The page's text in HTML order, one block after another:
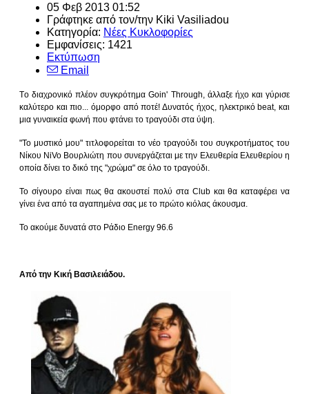
05 Φεβ 2013 01:52
Γράφτηκε από τον/την Kiki Vasiliadou
Κατηγορία: Νέες Κυκλοφορίες
Εμφανίσεις: 1421
Εκτύπωση
Email
Τo διαχρονικό πλέον συγκρότημα Goin' Through, άλλαξε ήχο και γύρισε
καλύτερο και πιο... όμορφο από ποτέ! Δυνατός ήχος, ηλεκτρικό beat, και
μια γυναικεία φωνή που φτάνει το τραγούδι στα ύψη.
"Το μυστικό μου" τιτλοφορείται το νέο τραγούδι του συγκροτήματος του
Νίκου NiVo Βουρλιώτη που συνεργάζεται με την Ελευθερία Ελευθερίου η
οποία δίνει το δικό της "χρώμα" σε όλο το τραγούδι.
Το σίγουρο είναι πως θα ακουστεί πολύ στα Club και θα καταφέρει να
γίνει ένα από τα αγαπημένα σας με το πρώτο κιόλας άκουσμα.
Το ακούμε δυνατά στο Ράδιο Energy 96.6
Από την Κική Βασιλειάδου.